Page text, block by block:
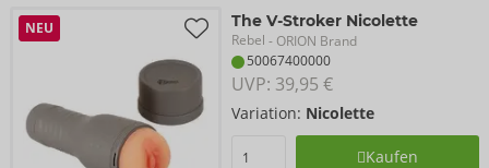
NEU The V-Stroker Nicolette
Rebel - ORION Brand
50067400000
UVP: 39,95 €
Variation: Nicolette
Kaufen